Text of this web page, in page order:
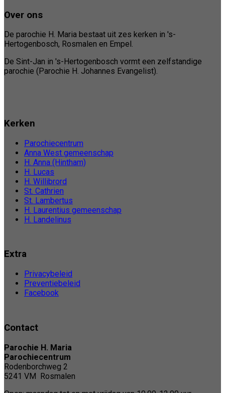
Over ons
De parochie H. Maria bestaat uit zes kerken in 's-
Hertogenbosch, Rosmalen en Empel.
De Sint-Jan in 's-Hertogenbosch vormt een zelfstandige
parochie (Parochie H. Johannes Evangelist).
Kerken
Parochiecentrum
Anna West gemeenschap
H. Anna (Hintham)
H. Lucas
H. Willibrord
St. Cathrien
St. Lambertus
H. Laurentius gemeenschap
H. Landelinus
Extra
Privacybeleid
Preventiebeleid
Facebook
Contact
Parochie H. Maria
Parochiecentrum
Rodenborchweg 2
5241 VM Rosmalen